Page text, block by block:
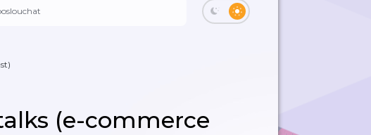
(e-commerce